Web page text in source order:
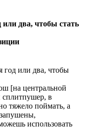
[на центральной
в
тяжело поймать, а
использовать